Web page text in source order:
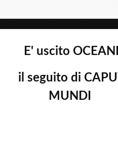
E' uscito OCEANI
il seguito di
MUNDI